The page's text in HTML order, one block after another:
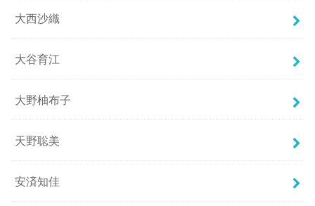
大西沙織
大谷育江
大野柚布子
天野聡美
安済知佳